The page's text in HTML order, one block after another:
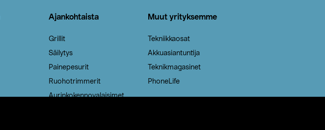
Ajankohtaista
Grillit
Säilytys
Painepesurit
Ruohotrimmerit
Aurinkokennovalaisimet
Muut yrityksemme
Tekniikkaosat
Akkuasiantuntija
Teknikmagasinet
PhoneLife